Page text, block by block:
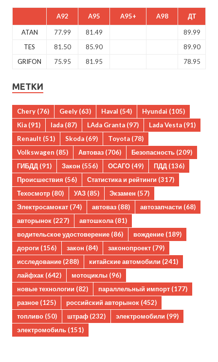
A92 A95 A95+ A98 ДТ
ATAN 77.99 81.49
89.99
TES
81.50 85.90
89.90
GRIFON
75.95 81.95 78.95
МЕТКИ
Chery (76) Geely (63) Haval (54) Hyundai (105)
Kia (91) lada (87) LAda Granta (97) Lada Vesta (91)
Renault (51) Skoda (69) Toyota (78)
Volkswagen (85) Автоваз (706) Безопасность (209)
ГИБДД (91) Закон (556) ОСАГО (49) ПДД (136)
Происшествия (56) Статистика и рейтинги (317)
Техосмотр (80) УАЗ (85) Экзамен (57)
Электросамокат (74) автоваз (88) автозапчасти (68)
авторынок (227) автошкола(81)
водительское удостоверение (86) вождение (189)
дороги (156) закон (84) законопроект (79)
исследование (288) китайские автомобили (241)
лайфхак (642) мотоциклы (96)
новые технологии (82) параллельный импорт (177)
разное (125) российский авторынок (452)
топливо (50) штраф (232) электромобили (99)
электромобиль (151)